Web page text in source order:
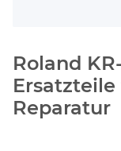
Roland
Reparatur